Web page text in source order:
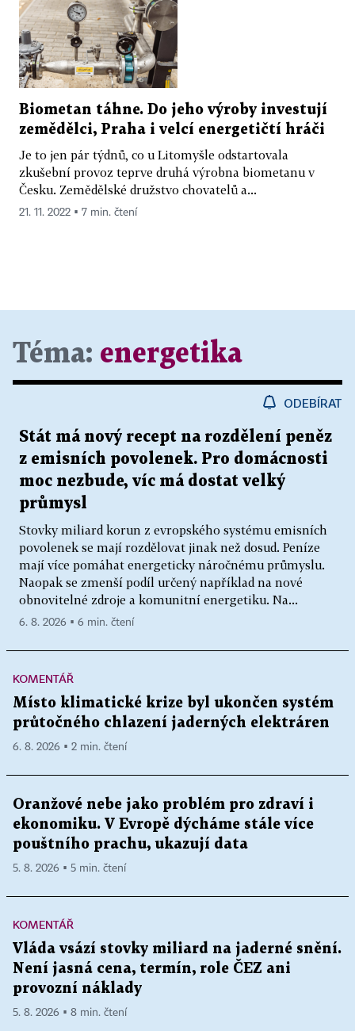
Biometan táhne. Do jeho výroby investují
zemědělci, Praha i velcí energetičtí hráči
Je to jen pár týdnů, co u Litomyšle odstartovala
zkušební provoz teprve druhá výrobna biometanu v
Česku. Zemědělské družstvo chovatelů a...
21. 11. 2022 ▪ 7 min. čtení
Téma: energetika
ODEBÍRAT
Stát má nový recept na rozdělení peněz
z emisních povolenek. Pro domácnosti
moc nezbude, víc má dostat velký
průmysl
Stovky miliard korun z evropského systému emisních
povolenek se mají rozdělovat jinak než dosud. Peníze
mají více pomáhat energeticky náročnému průmyslu.
Naopak se zmenší podíl určený například na nové
obnovitelné zdroje a komunitní energetiku. Na...
6. 8. 2026 ▪ 6 min. čtení
KOMENTÁŘ
Místo klimatické krize byl ukončen systém
průtočného chlazení jaderných elektráren
6. 8. 2026 ▪ 2 min. čtení
Oranžové nebe jako problém pro zdraví i
ekonomiku. V Evropě dýcháme stále více
pouštního prachu, ukazují data
5. 8. 2026 ▪ 5 min. čtení
KOMENTÁŘ
Vláda vsází stovky miliard na jaderné snění.
Není jasná cena, termín, role ČEZ ani
provozní náklady
5. 8. 2026 ▪ 8 min. čtení